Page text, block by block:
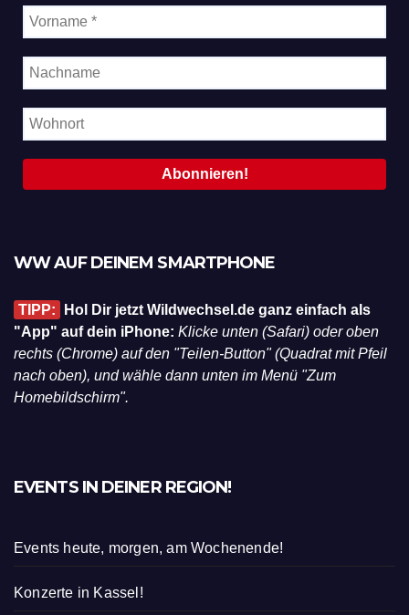
WW AUF DEINEM SMARTPHONE
TIPP:
Hol Dir jetzt Wildwechsel.de ganz einfach als
"App" auf dein iPhone: Klicke unten (Safari) oder oben
rechts (Chrome) auf den "Teilen-Button" (Quadrat mit Pfeil
nach oben), und wähle dann unten im Menü "Zum
Homebildschirm".
EVENTS IN DEINER REGION!
Events heute, morgen, am Wochenende!
Konzerte in Kassel!